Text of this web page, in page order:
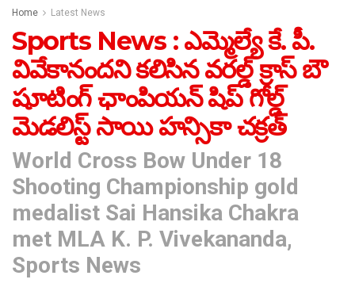
Home Latest News
Sports News : ఎమ్మెల్యే కే. పీ.
వివేకానందని కలిసిన వరల్డ్ క్రాస్ బౌ
షూటింగ్ ఛాంపియన్ షిప్ గోల్డ్
మెడలిస్ట్ సాయి హన్సికా చక్రత్
World Cross Bow Under 18
Shooting Championship gold
medalist Sai Hansika Chakra
met MLA K. P. Vivekananda,
Sports News